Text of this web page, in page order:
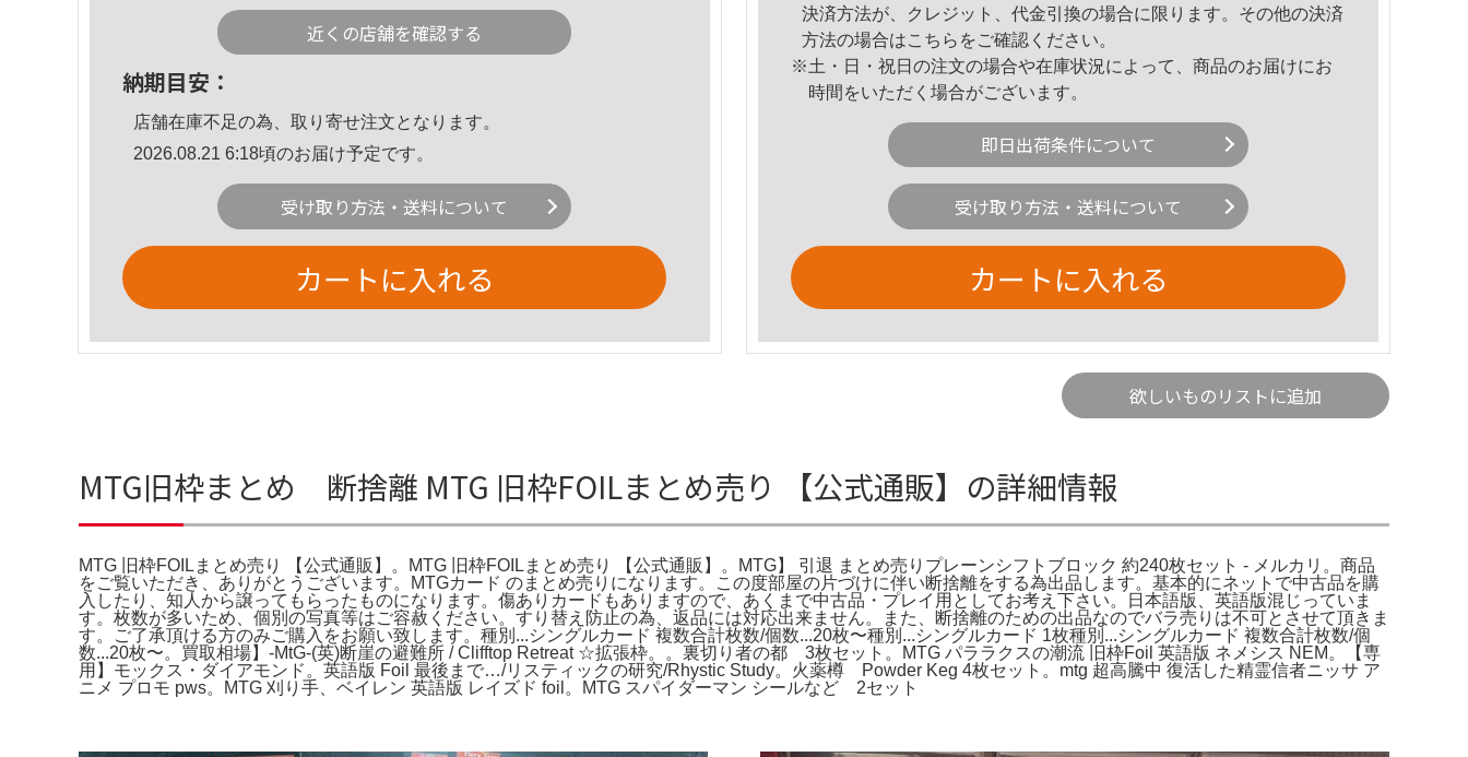
近くの店舗を確認する
納期目安：
店舗在庫不足の為、取り寄せ注文となります。
2026.08.21 6:18頃のお届け予定です。
受け取り方法・送料について
カートに入れる
決済方法が、クレジット、代金引換の場合に限ります。その他の決済
方法の場合はこちら をご確認ください。
※土・日・祝日の注文の場合や在庫状況によって、商品のお届けにお
時間をいただく場合がございます。
即日出荷条件について
受け取り方法・送料について
カートに入れる
欲しいものリストに追加
MTG旧枠まとめ 断捨離 MTG 旧枠FOILまとめ売り 【公式通販】の詳細情報
MTG 旧枠FOILまとめ売り 【公式通販】。MTG 旧枠FOILまとめ売り 【公式通販】。MTG】 引退 まとめ売りプレーンシフトブロック 約240枚セット - メルカリ。商品
をご覧いただき、ありがとうございます。MTGカード のまとめ売りになります。この度部屋の片づけに伴い断捨離をする為出品します。基本的にネットで中古品を購
入したり、知人から譲ってもらったものになります。傷ありカードもありますので、あくまで中古品・プレイ用としてお考え下さい。日本語版、英語版混じっていま
す。枚数が多いため、個別の写真等はご容赦ください。すり替え防止の為、返品には対応出来ません。また、断捨離のための出品なのでバラ売りは不可とさせて頂きま
す。ご了承頂ける方のみご購入をお願い致します。種別...シングルカード 複数合計枚数/個数...20枚〜種別...シングルカード 1枚種別...シングルカード 複数合計枚数/個
数...20枚〜。買取相場】-MtG-(英)断崖の避難所 / Clifftop Retreat ☆拡張枠。。裏切り者の都 3枚セット。MTG パララクスの潮流 旧枠Foil 英語版 ネメシス NEM。【専
用】モックス・ダイアモンド。英語版 Foil 最後まで…/リスティックの研究/Rhystic Study。火薬樽 Powder Keg 4枚セット。mtg 超高騰中 復活した精霊信者ニッサ ア
ニメ プロモ pws。MTG 刈り手、ベイレン 英語版 レイズド foil。MTG スパイダーマン シールなど 2セット